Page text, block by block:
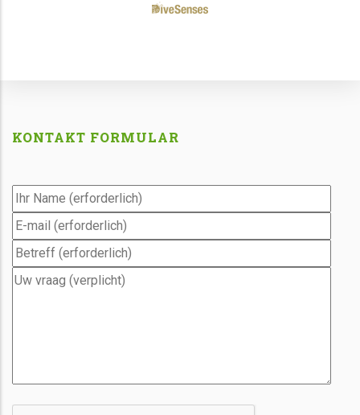
KONTAKT FORMULAR